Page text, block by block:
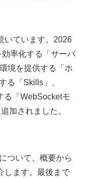
いています。2026
率化する「サーバ
境を提供する「ホ
る「Skills」、
る「WebSocketモ
加されました。
について、概要から
します。最後まで